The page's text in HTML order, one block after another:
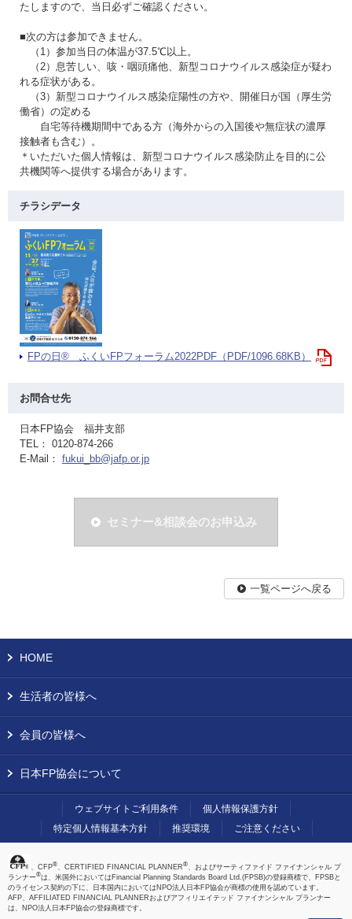
たしますので、当日必ずご確認ください。
■次の方は参加できません。
（1）参加当日の体温が37.5℃以上。
（2）息苦しい、咳・咽頭痛他、新型コロナウイルス感染症が疑わ
れる症状がある。
（3）新型コロナウイルス感染症陽性の方や、開催日が国（厚生労
働省）の定める
自宅等待機期間中である方（海外からの入国後や無症状の濃厚
接触者も含む）。
＊いただいた個人情報は、新型コロナウイルス感染防止を目的に公
共機関等へ提供する場合があります。
チラシデータ
FPの日® ふくいFPフォーラム2022PDF（PDF/1096.68KB）
お問合せ先
日本FP協会 福井支部
TEL： 0120-874-266
E-Mail： fukui_bb@jafp.or.jp
セミナー&相談会のお申込み
一覧ページへ戻る
HOME
生活者の皆様へ
会員の皆様へ
日本FP協会について
ウェブサイトご利用条件
個人情報保護方針
特定個人情報基本方針
推奨環境 ご注意ください
、CFP® 、CERTIFIED FINANCIAL PLANNER® 、およびサーティファイド ファイナンシャル プ
ランナー®は、米国外においてはFinancial Planning Standards Board Ltd.(FPSB)の登録商標で、FPSBと
のライセンス契約の下に、日本国内においてはNPO法人日本FP協会が商標の使用を認めています。
AFP、AFFILIATED FINANCIAL PLANNERおよびアフィリエイテッド ファイナンシャル プランナー
は、NPO法人日本FP協会の登録商標です。